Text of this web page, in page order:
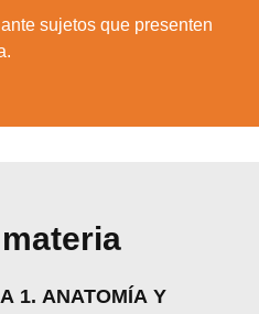
sujetos que presenten
1. ANATOMÍA Y